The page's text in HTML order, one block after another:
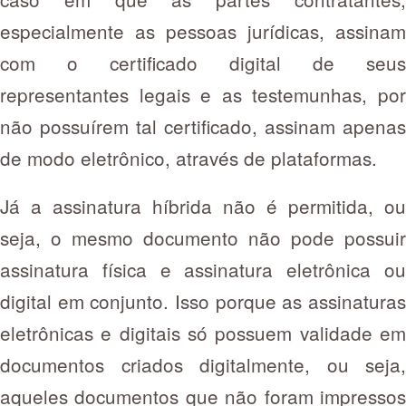
especialmente as pessoas jurídicas, assinam
com o certificado digital de seus
representantes legais e as testemunhas, por
não possuírem tal certificado, assinam apenas
de modo eletrônico, através de plataformas.
Já a assinatura híbrida não é permitida, ou
seja, o mesmo documento não pode possuir
assinatura física e assinatura eletrônica ou
digital em conjunto. Isso porque as assinaturas
eletrônicas e digitais só possuem validade em
documentos criados digitalmente, ou seja,
aqueles documentos que não foram impressos